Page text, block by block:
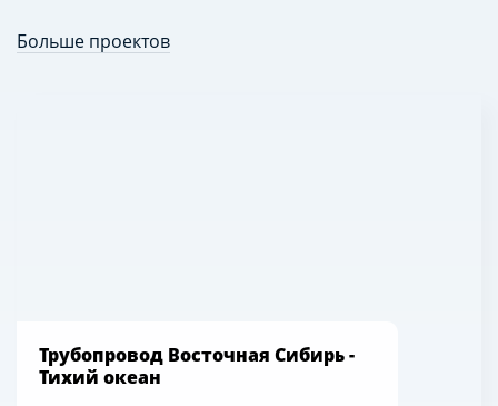
Больше проектов
Трубопровод Восточная Сибирь -
Тихий океан